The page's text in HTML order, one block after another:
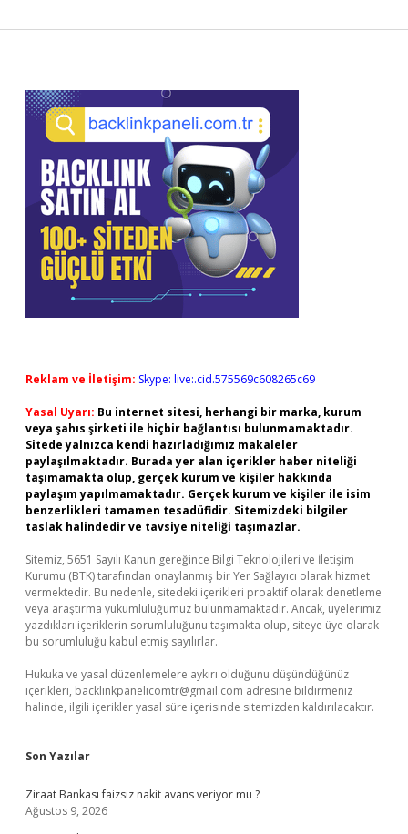
Sidebar
Reklam ve İletişim: Skype: live:.cid.575569c608265c69
Yasal Uyarı: Bu internet sitesi, herhangi bir marka, kurum
veya şahıs şirketi ile hiçbir bağlantısı bulunmamaktadır.
Sitede yalnızca kendi hazırladığımız makaleler
paylaşılmaktadır. Burada yer alan içerikler haber niteliği
taşımamakta olup, gerçek kurum ve kişiler hakkında
paylaşım yapılmamaktadır. Gerçek kurum ve kişiler ile isim
benzerlikleri tamamen tesadüfidir. Sitemizdeki bilgiler
taslak halindedir ve tavsiye niteliği taşımazlar.
Sitemiz, 5651 Sayılı Kanun gereğince Bilgi Teknolojileri ve İletişim
Kurumu (BTK) tarafından onaylanmış bir Yer Sağlayıcı olarak hizmet
vermektedir. Bu nedenle, sitedeki içerikleri proaktif olarak denetleme
veya araştırma yükümlülüğümüz bulunmamaktadır. Ancak, üyelerimiz
yazdıkları içeriklerin sorumluluğunu taşımakta olup, siteye üye olarak
bu sorumluluğu kabul etmiş sayılırlar.
Hukuka ve yasal düzenlemelere aykırı olduğunu düşündüğünüz
içerikleri, backlinkpanelicomtr@gmail.com adresine bildirmeniz
halinde, ilgili içerikler yasal süre içerisinde sitemizden kaldırılacaktır.
Son Yazılar
Ziraat Bankası faizsiz nakit avans veriyor mu ?
Ağustos 9, 2026